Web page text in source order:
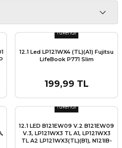
Tükendi
12.1 Led LP121WX4 (TL)(A1) Fujitsu
LifeBook P771 Slim
199,99 TL
Tükendi
12.1 LED B121EW09 V.2 B121EW09
V.3, LP121WX3 TL A1, LP121WX3
TL A2 LP121WX3(TL)(B1), N121IB-